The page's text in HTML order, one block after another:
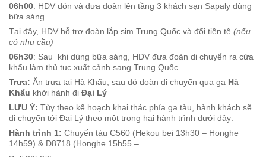
06h00: HDV đón và đưa đoàn lên tầng 3 khách sạn Sapaly dùng
bữa sáng
Tại đây, HDV hỗ trợ đoàn lắp sim Trung Quốc và đổi tiền tệ (nếu
có nhu cầu)
06h30: Sau khi dùng bữa sáng, HDV đưa đoàn di chuyển ra cửa
khẩu làm thủ tục xuất cảnh sang Trung Quốc.
Trưa: Ăn trưa tại Hà Khẩu, sau đó đoàn di chuyển qua ga Hà
Khẩu khởi hành đi Đại Lý
LƯU Ý: Tùy theo kế hoạch khai thác phía ga tàu, hành khách sẽ
di chuyển tới Đại Lý theo một trong hai hành trình dưới đây:
Hành trình 1: Chuyến tàu C560 (Hekou bei 13h30 – Honghe
14h59) & D8718 (Honghe 15h55 –